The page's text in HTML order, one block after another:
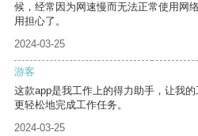
候，经常因为网速慢而无法正常使用网
用担心了。
2024-03-25
游客
这款app是我工作上的得力助手，让我
更轻松地完成工作任务。
2024-03-25